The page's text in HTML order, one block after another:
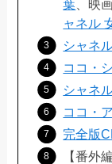
葉 、映
ャネル
シャネ
ココ・
シャネ
ココ・
完全版
【番外